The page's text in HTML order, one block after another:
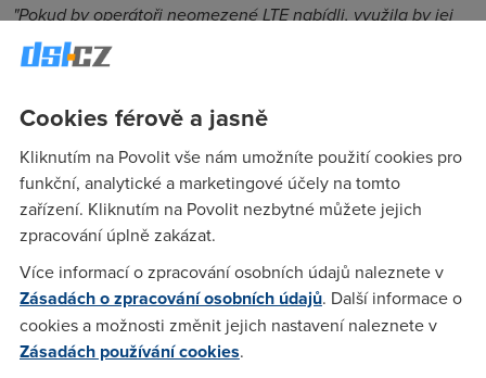
"Pokud by operátoři neomezené LTE nabídli, využila by jej
část uživatelů pro připojení domácích Wi-Fi, a to by
extrémně zatížilo mobilní vysílače a snížilo kvalitu služby
ČTK. Vodafone má přitom tarif neomezeného "pevného
internetu" přes LTEv nabídce. Jenže uživatel nesmí modem
stěhovat, aby mohl operátoruhlídat zatížení sítě.
Podle Dvořáka je v ČR jedno z nejpomalejších připojení v
Evropě, a může za to pomalé tempo inovací pevných sítí,
komplikovaná výstavba a v neposlední řadě i nedostatečná
soutěžv pevných službách.
Nicméně data, ze kterých Dvořák při komentování rychlosti
vychází,nezohledňovala rychlost Wi-Fi modemů
Cookies férově a jasně
Kliknutím na Povolit vše nám umožníte použití cookies pro
funkční, analytické a marketingové účely na tomto
zařízení. Kliknutím na Povolit nezbytné můžete jejich
zpracování úplně zakázat.
Více informací o zpracování osobních údajů naleznete v
Zásadách o zpracování osobních údajů. Další informace o
cookies a možnosti změnit jejich nastavení naleznete v
Zásadách používání cookies.